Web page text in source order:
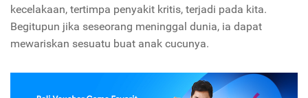
kecelakaan, tertimpa penyakit kritis, terjadi pada kita.
Begitupun jika seseorang meninggal dunia, ia dapat
mewariskan sesuatu buat anak cucunya.